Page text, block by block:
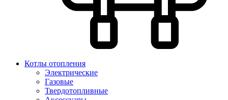
Котлы отопления
Электрические
Газовые
Твердотопливные